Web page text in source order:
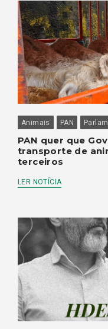
Animais PAN
PAN quer que
transporte de
terceiros
LER NOTÍCIA